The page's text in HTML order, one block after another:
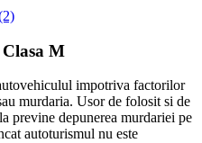
M
impotriva factorilor
murdaria. Usor de folosit si de
previne depunerea murdariei pe
autoturismul nu este